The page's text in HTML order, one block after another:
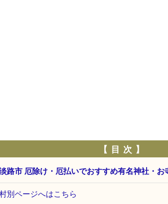
【 目 次 】
路市 厄除け・厄払いでおすすめ有名神社・お
別ページへはこちら